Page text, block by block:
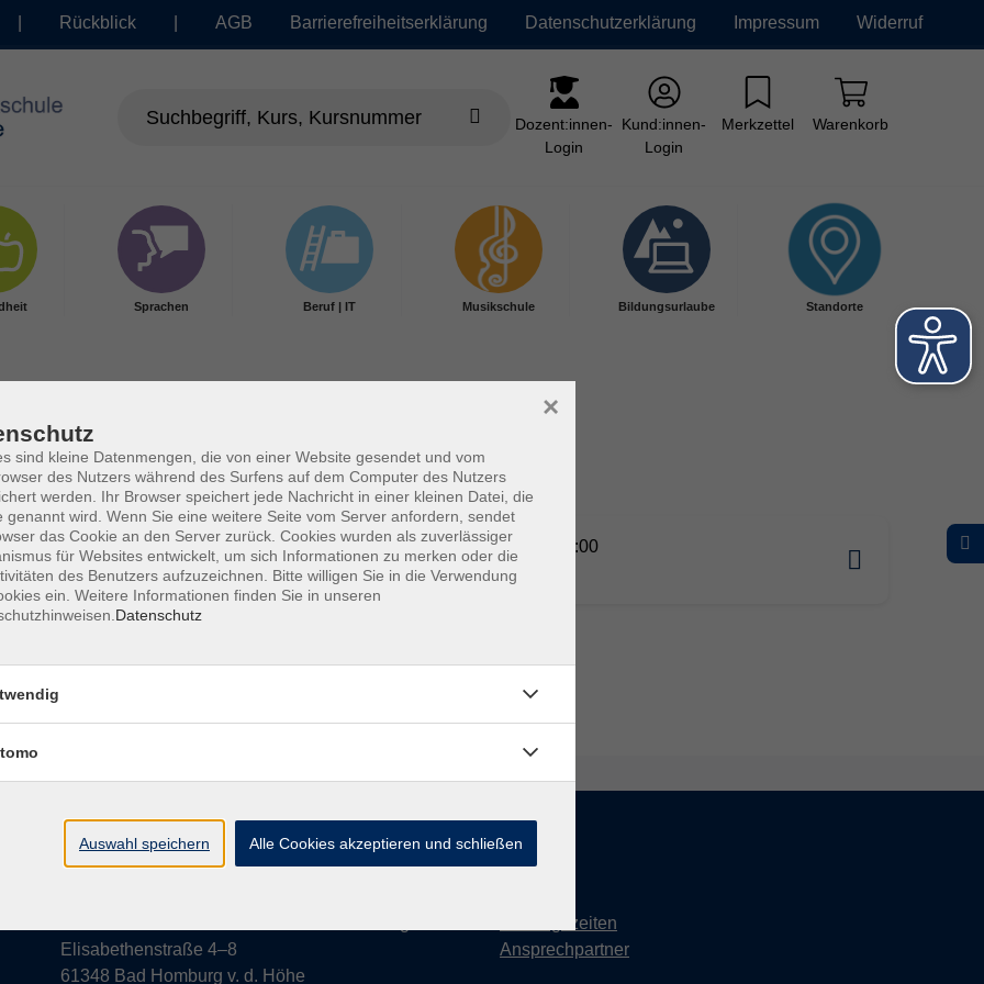
Rückblick AGB Barrierefreiheitserklärung Datenschutzerklärung Impressum Widerruf
Dozent:innen-
Login
Kund:innen-
Login
Merkzettel Warenkorb
Sprachen Beruf | IT Musikschule Bildungsurlaube Standorte
– Sprache, Kommunikation und Kultur
Mi. 09.09.2026 19:00
Bad Homburg
Anschrift
Elisabethenstraße 4–8
61348 Bad Homburg v. d. Höhe
Kontakt
Öffnungszeiten
Ansprechpartner
sind kleine Datenmengen, die von einer Website gesendet und vom
des Nutzers während des Surfens auf dem Computer des Nutzers
werden. Ihr Browser speichert jede Nachricht in einer kleinen Datei, die
genannt wird. Wenn Sie eine weitere Seite vom Server anfordern, sendet
das Cookie an den Server zurück. Cookies wurden als zuverlässiger
für Websites entwickelt, um sich Informationen zu merken oder die
des Benutzers aufzuzeichnen. Bitte willigen Sie in die Verwendung
ein. Weitere Informationen finden Sie in unseren
Datenschutz
×
Auswahl speichern Alle Cookies akzeptieren und schließen